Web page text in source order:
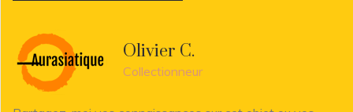
Olivier C.
Collectionneur